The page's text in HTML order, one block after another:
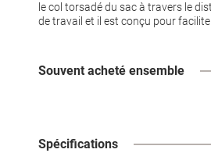
le col torsadé du sac à travers le
de travail et il est conçu pour
Souvent acheté ensemble
Spécifications